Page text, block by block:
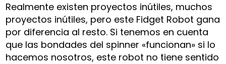
Realmente existen proyectos inútiles, muchos
proyectos inútiles, pero este Fidget Robot gana
por diferencia al resto. Si tenemos en cuenta
que las bondades del spinner «funcionan» si lo
hacemos nosotros, este robot no tiene sentido